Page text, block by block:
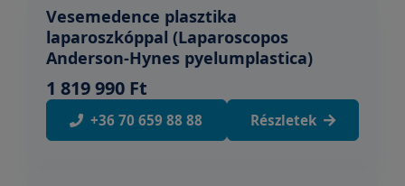
Vesemedence plasztika
laparoszkóppal (Laparoscopos
Anderson-Hynes pyelumplastica)
1 819 990 Ft
+36 70 659 88 88 Részletek